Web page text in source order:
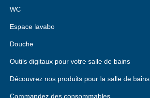
WC
Espace lavabo
Douche
Outils digitaux pour votre salle de bains
Découvrez nos produits pour la salle de bains
Commandez des consommables